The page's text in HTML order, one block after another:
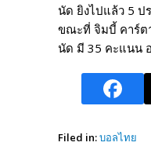
นัด ยิงไปแล้ว 5 ป
ขณะที่ จิมบี้ คาร์ต
นัด มี 35 คะแนน
Filed in:บอลไทย